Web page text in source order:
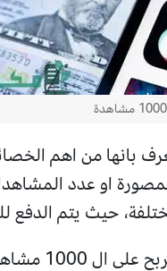
بانها من اهم
او عدد
للتيك توك مقابل ال
2 الي 4 دولار.